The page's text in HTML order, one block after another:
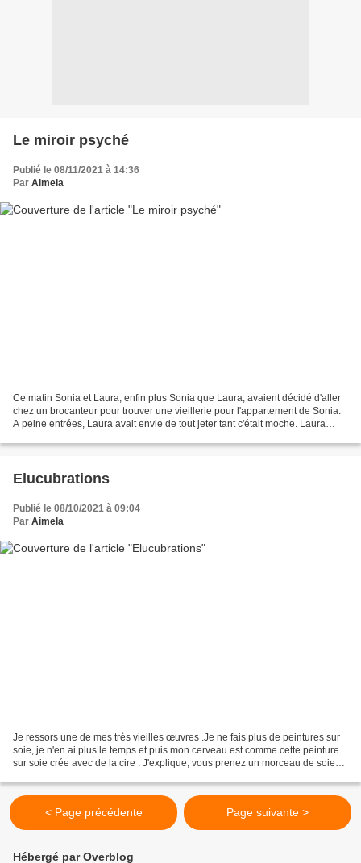
Le miroir psyché
Publié le 08/11/2021 à 14:36
Par Aimela
Ce matin Sonia et Laura, enfin plus Sonia que Laura, avaient décidé d'aller
chez un brocanteur pour trouver une vieillerie pour l'appartement de Sonia.
A peine entrées, Laura avait envie de tout jeter tant c'était moche. Laura
Elucubrations
Publié le 08/10/2021 à 09:04
Par Aimela
Je ressors une de mes très vieilles œuvres .Je ne fais plus de peintures sur
soie, je n'en ai plus le temps et puis mon cerveau est comme cette peinture
sur soie crée avec de la cire . J'explique, vous prenez un morceau de soie
< Page précédente Page suivante >
Hébergé par Overblog